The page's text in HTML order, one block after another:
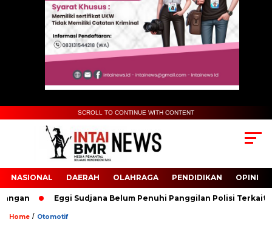
SCROLL TO CONTINUE WITH CONTENT
NASIONAL DAERAH OLAHRAGA PENDIDIKAN OPINI
Eggi Sudjana Belum Penuhi Panggilan Polisi Terkait
Home / Otomotif